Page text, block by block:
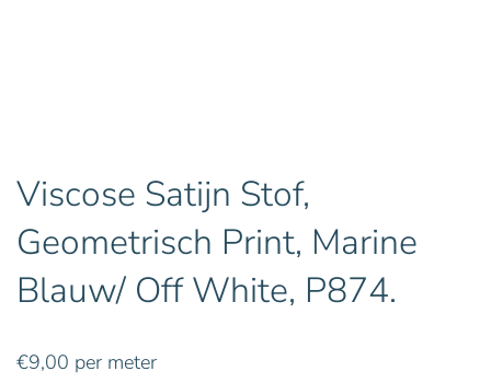
Viscose Satijn Stof,
Geometrisch Print, Marine
Blauw/ Off White, P874.
€9,00 per meter